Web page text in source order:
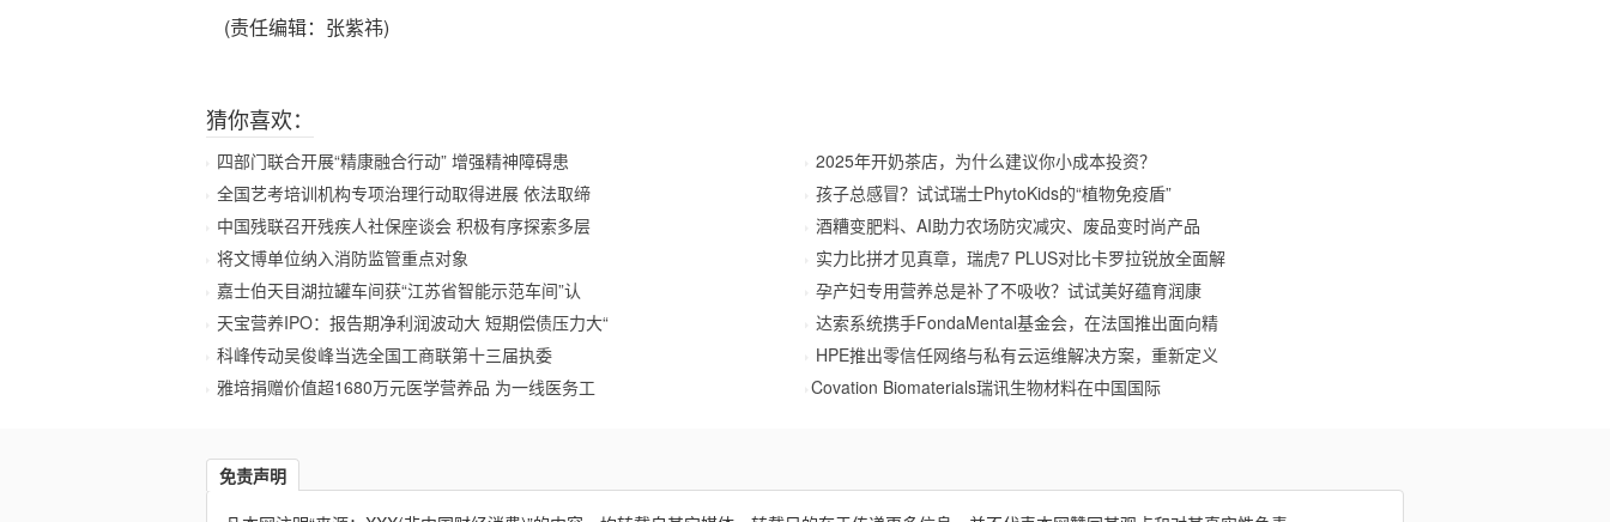
(责任编辑：张紫祎)
猜你喜欢：
四部门联合开展“精康融合行动” 增强精神障碍患
全国艺考培训机构专项治理行动取得进展 依法取缔
中国残联召开残疾人社保座谈会 积极有序探索多层
将文博单位纳入消防监管重点对象
嘉士伯天目湖拉罐车间获“江苏省智能示范车间”认
天宝营养IPO：报告期净利润波动大 短期偿债压力大“
科峰传动吴俊峰当选全国工商联第十三届执委
雅培捐赠价值超1680万元医学营养品 为一线医务工
2025年开奶茶店，为什么建议你小成本投资？
孩子总感冒？试试瑞士PhytoKids的“植物免疫盾”
酒糟变肥料、AI助力农场防灾减灾、废品变时尚产品
实力比拼才见真章，瑞虎7 PLUS对比卡罗拉锐放全面解
孕产妇专用营养总是补了不吸收？试试美好蕴育润康
达索系统携手FondaMental基金会，在法国推出面向精
HPE推出零信任网络与私有云运维解决方案，重新定义
​Covation Biomaterials瑞讯生物材料在中国国际
免责声明